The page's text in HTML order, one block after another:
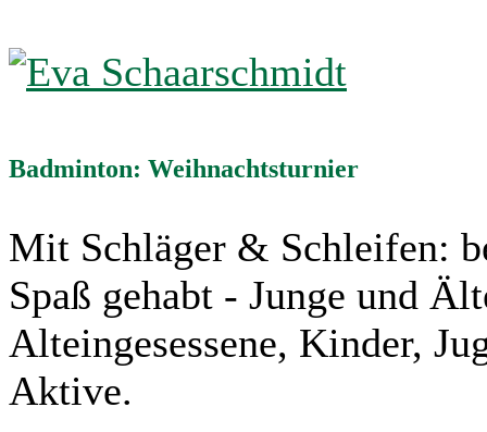
Badminton: Weihnachtsturnier
Mit Schläger & Schleifen:
Spaß gehabt - Junge und
Alteingesessene, Kinder,
Aktive.